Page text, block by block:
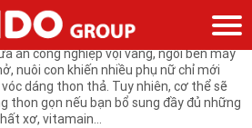
yếu là cách giúp bảo vệ sức khỏe và vóc
ăn công nghiệp vội vàng, ngồi bên máy
nuôi con khiến nhiều phụ nữ chỉ mới
dáng thon thả. Tuy nhiên, cơ thể sẽ
thon gọn nếu bạn bổ sung đầy đủ những
xơ, vitamain…